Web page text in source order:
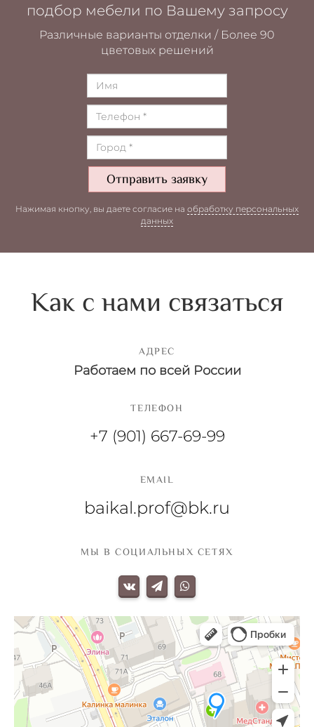
подбор мебели по Вашему запросу
Различные варианты отделки / Более 90
цветовых решений
Отправить заявку
Нажимая кнопку, вы даете согласие на обработку персональных
данных
Как с нами связаться
АДРЕС
Работаем по всей России
ТЕЛЕФОН
+7 (901) 667-69-99
EMAIL
baikal.prof@bk.ru
МЫ В СОЦИАЛЬНЫХ СЕТЯХ